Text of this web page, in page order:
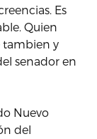
Es
Quien
tambien y
senador en
Nuevo
del